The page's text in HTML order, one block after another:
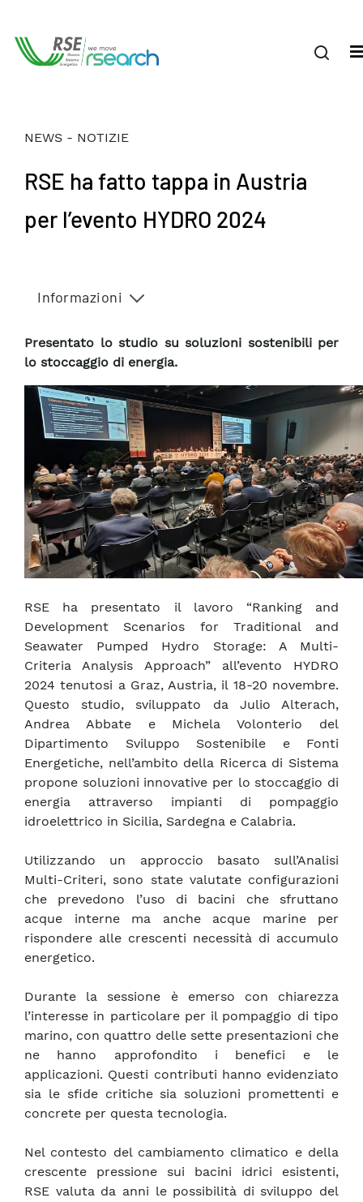
NEWS - NOTIZIE
RSE ha fatto tappa in Austria
per l’evento HYDRO 2024
Informazioni
Presentato lo studio su soluzioni sostenibili per
lo stoccaggio di energia.
RSE ha presentato il lavoro “Ranking and
Development Scenarios for Traditional and
Seawater Pumped Hydro Storage: A Multi-
Criteria Analysis Approach” all’evento HYDRO
2024 tenutosi a Graz, Austria, il 18-20 novembre.
Questo studio, sviluppato da Julio Alterach,
Andrea Abbate e Michela Volonterio del
Dipartimento Sviluppo Sostenibile e Fonti
Energetiche, nell’ambito della Ricerca di Sistema
propone soluzioni innovative per lo stoccaggio di
energia attraverso impianti di pompaggio
idroelettrico in Sicilia, Sardegna e Calabria.
Utilizzando un approccio basato sull’Analisi
Multi-Criteri, sono state valutate configurazioni
che prevedono l’uso di bacini che sfruttano
acque interne ma anche acque marine per
rispondere alle crescenti necessità di accumulo
energetico.
Durante la sessione è emerso con chiarezza
l’interesse in particolare per il pompaggio di tipo
marino, con quattro delle sette presentazioni che
ne hanno approfondito i benefici e le
applicazioni. Questi contributi hanno evidenziato
sia le sfide critiche sia soluzioni promettenti e
concrete per questa tecnologia.
Nel contesto del cambiamento climatico e della
crescente pressione sui bacini idrici esistenti,
RSE valuta da anni le possibilità di sviluppo del